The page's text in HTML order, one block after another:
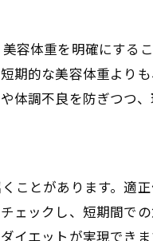
体重を明確にする
期的な美容体重より
調不良を防ぎつつ、
とがあります。適
ェックし、短期間で
イエットが実現できま